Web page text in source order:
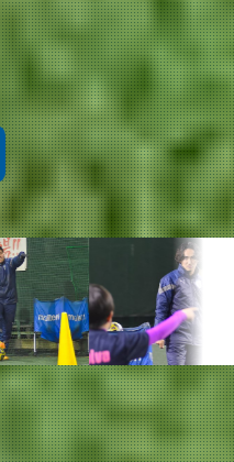
人の人間として「自
。社会で通用する人間
みます。